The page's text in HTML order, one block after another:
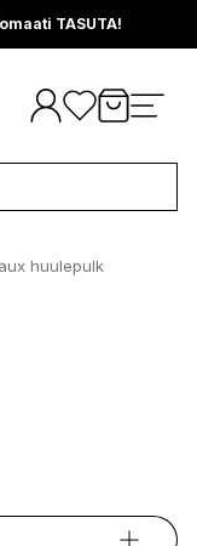
TASUTA!
huulepulk